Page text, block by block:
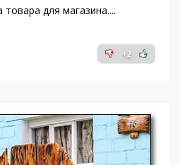
для магазина....
+2